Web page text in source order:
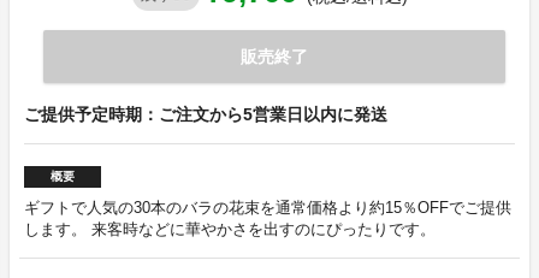
販売終了
ご提供予定時期：ご注文から5営業日以内に発送
概要
ギフトで人気の30本のバラの花束を通常価格より約15％OFFでご提供
します。 来客時などに華やかさを出すのにぴったりです。